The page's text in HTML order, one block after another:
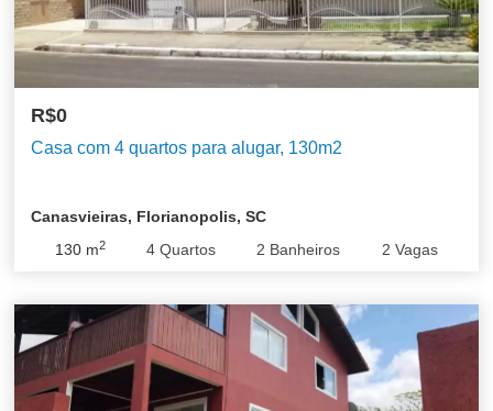
R$0
Casa com 4 quartos para alugar, 130m2
Canasvieiras, Florianopolis, SC
130 m2 4 Quartos 2 Banheiros 2 Vagas